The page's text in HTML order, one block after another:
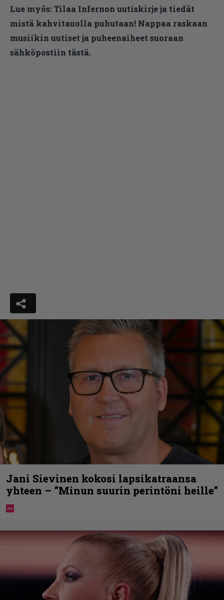
Lue myös:Tilaa Infernon uutiskirje ja tiedät
mistä kahvitauolla puhutaan! Nappaa raskaan
musiikin uutiset ja puheenaiheet suoraan
sähköpostiin tästä.
Jani Sievinen kokosi lapsikatraansa
yhteen – ”Minun suurin perintöni heille”